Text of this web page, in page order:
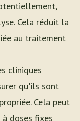
Cela réduit la
au traitement
cliniques
qu'ils sont
Cela peut
doses fixes